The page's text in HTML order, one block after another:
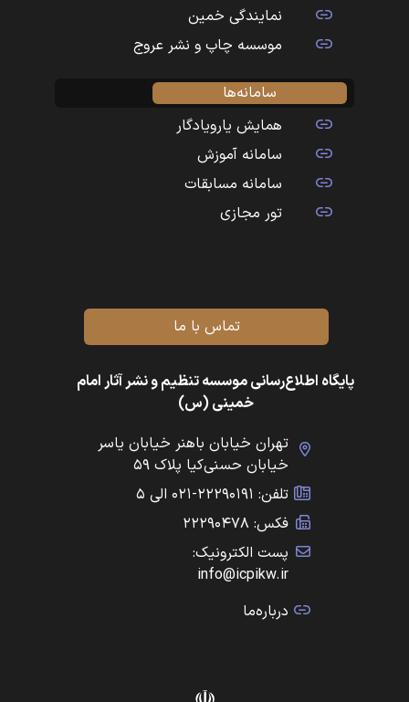
نمایندگی خمین
موسسه چاپ و نشر عروج
سامانه‌ها
همایش یارویادگار
سامانه آموزش
سامانه مسابقات
تور مجازی
تماس با ما
پایگاه اطلاع‌رسانی موسسه تنظیم و نشر آثار امام
خمینی (س)
تهران خیابان باهنر خیابان یاسر
خیابان حسنی‌کیا پلاک ۵۹
تلفن: ۲۲۲۹۰۱۹۱-۰۲۱ الی ۵
فکس: ۲۲۲۹۰۴۷۸
پست الکترونیک:
info@icpikw.ir
درباره‌ما